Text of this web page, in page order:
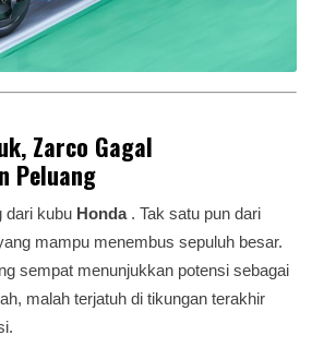
Zarco Gagal
Peluang
dari kubu Honda. Tak satu pun dari
mampu menembus sepuluh besar.
sempat menunjukkan potensi sebagai
malah terjatuh di tikungan terakhir